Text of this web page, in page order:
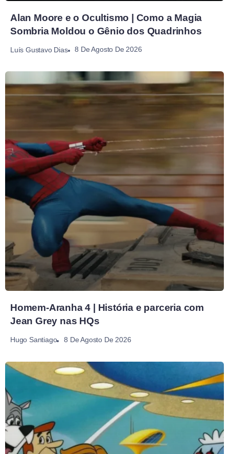
Alan Moore e o Ocultismo | Como a Magia
Sombria Moldou o Gênio dos Quadrinhos
Luís Gustavo Dias 8 De Agosto De 2026
Homem-Aranha 4 | História e parceria com
Jean Grey nas HQs
Hugo Santiago 8 De Agosto De 2026